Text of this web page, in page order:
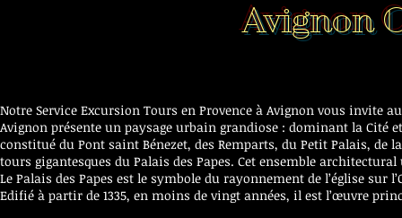
Avignon
Notre Service Excursion Tours en Provence à Avignon vous invite
Avignon présente un paysage urbain grandiose : dominant la Cité
constitué du Pont saint Bénezet, des Remparts, du Petit Palais, de
tours gigantesques du Palais des Papes. Cet ensemble
​Le Palais des Papes est le symbole du rayonnement de l’église sur
Edifié à partir de 1335, en moins de vingt années, il est l’œuvre